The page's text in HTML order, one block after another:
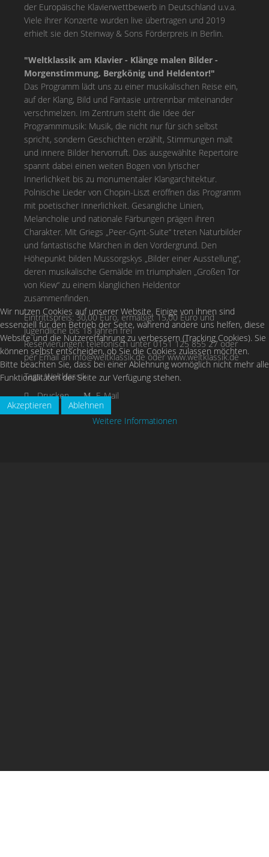
der Europäische Klavierwettbewerb in Deutschland u.v.a.
Viele ihrer Konzerte wurden live übertragen und 2019
erhielt sie den Steinway & Sons Förderpreis in Berlin.
"Weltklassik am Klavier - Klänge malen Bilder -
Morgenstimmung, Bergkönig und Heldentor!"
Das Programm lädt uns zu einer musikalischen Reise ein,
auf der Klang, Bild und Fantasie untrennbar miteinander
verschmelzen. Im Zentrum steht die Idee der
Programmmusik: Musik, die nicht nur für sich selbst
spricht, sondern Geschichten erzählt, Stimmungen malt
und innere Bilder hervorruft. Das ausgewählte Repertoire
spannt dabei einen weiten Bogen von lyrischer
Innerlichkeit bis zu monumentaler Klangarchitektur.
Polnische Lieder von Chopin-Liszt eröffnen das Programm
mit poetischer Innerlichkeit. Gesangliche Linien,
Melancholie und nationale Färbungen prägen ihren
Charakter. Mit Griegs „Peer-Gynt-Suite“ treten Naturbilder
und fantastische Märchen in den Vordergrund. Den
Höhepunkt bilden Mussorgskys „Bilder einer Ausstellung“,
deren musikalische Gemälde im triumphalen „Großen Tor
von Kiew“ zu einem klanglichen Heldentor
zusammenfinden.
Eintrittspreis: 30,00 Euro, ermäßigt 15,00 Euro und
Jugendliche bis 18 Jahren frei
Reservierungen: telefonisch unter 0151 125 855 27 oder
per Email aninfo@weltklassik.de oder www.weltklassik.de
Tags:Weltklassik
Drucken
E-Mail
Wir nutzen Cookies auf unserer Website. Einige von ihnen sind
essenziell für den Betrieb der Seite, während andere uns helfen, diese
Website und die Nutzererfahrung zu verbessern (Tracking Cookies). Sie
können selbst entscheiden, ob Sie die Cookies zulassen möchten.
Bitte beachten Sie, dass bei einer Ablehnung womöglich nicht mehr alle
Funktionalitäten der Seite zur Verfügung stehen.
Akzeptieren
Ablehnen
Weitere Informationen